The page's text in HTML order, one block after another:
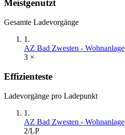
Meistgenutzt
Gesamte Ladevorgänge
1 .
AZ Bad Zwesten - Wohnanlage
3 ×
Effizienteste
Ladevorgänge pro Ladepunkt
1 .
AZ Bad Zwesten - Wohnanlage
2/LP